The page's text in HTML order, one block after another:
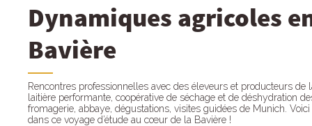
Dynamiques agricoles
Bavière
Rencontres professionnelles avec des éleveurs et producteurs de
laitière performante, coopérative de séchage et de déshydration
fromagerie, abbaye, dégustations, visites guidées de Munich.
dans ce voyage d’étude au cœur de la Bavière !